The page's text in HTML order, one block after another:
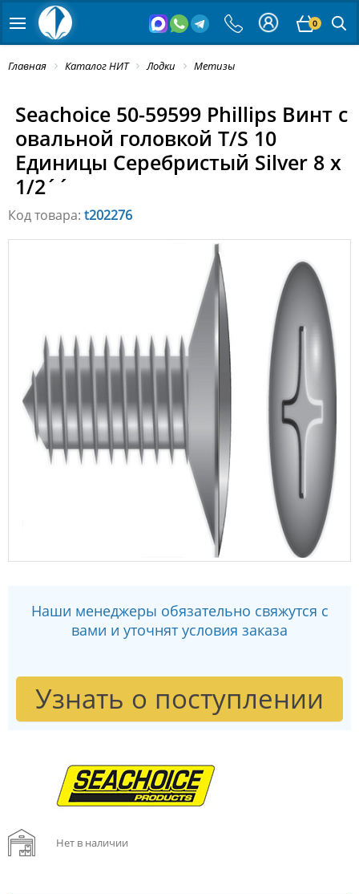
0
Главная Каталог НИТ Лодки Метизы
Seachoice 50-59599 Phillips Винт с
овальной головкой T/S 10
Единицы Серебристый Silver 8 x
1/2´´
Код товара: t202276
Наши менеджеры обязательно свяжутся с
вами и уточнят условия заказа
Узнать о поступлении
Нет в наличии